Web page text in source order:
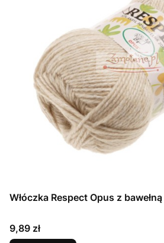
Włóczka Respect Opus z
Cena
9,89 zł